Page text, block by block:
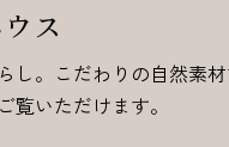
ス
し。こだわりの自然素
覧いただけます。